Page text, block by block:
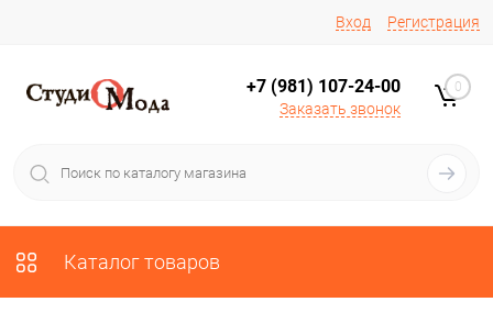
Вход Регистрация
+7 (981) 107-24-00
Заказать звонок
0
Каталог товаров